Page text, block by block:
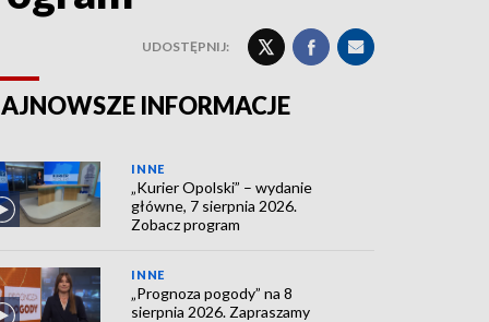
UDOSTĘPNIJ:
INFORMACJE
INNE
„Kurier Opolski” – wydanie
główne, 7 sierpnia 2026.
Zobacz program
INNE
„Prognoza pogody” na 8
sierpnia 2026. Zapraszamy